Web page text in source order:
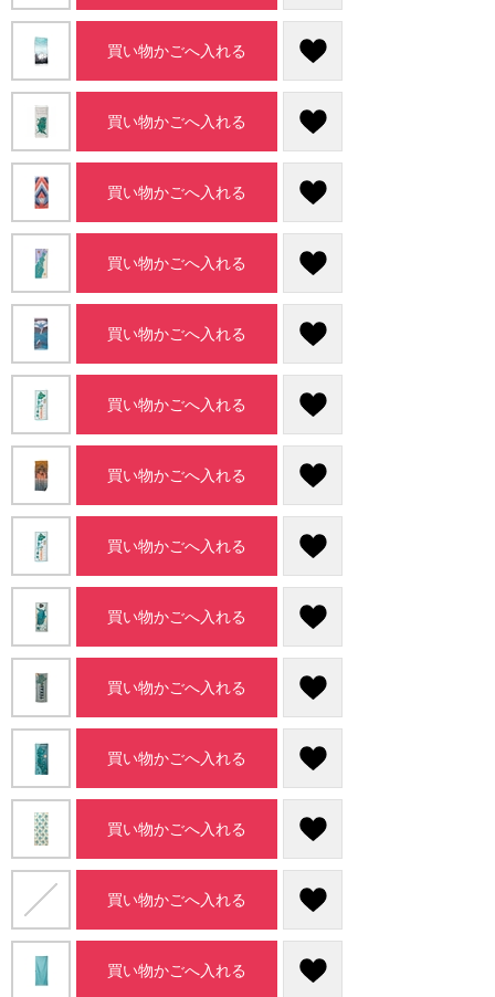
買い物かごへ入れる
買い物かごへ入れる
買い物かごへ入れる
買い物かごへ入れる
買い物かごへ入れる
買い物かごへ入れる
買い物かごへ入れる
買い物かごへ入れる
買い物かごへ入れる
買い物かごへ入れる
買い物かごへ入れる
買い物かごへ入れる
買い物かごへ入れる
買い物かごへ入れる